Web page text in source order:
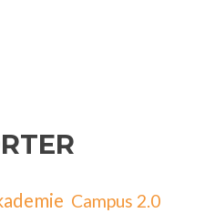
Campus 2.0